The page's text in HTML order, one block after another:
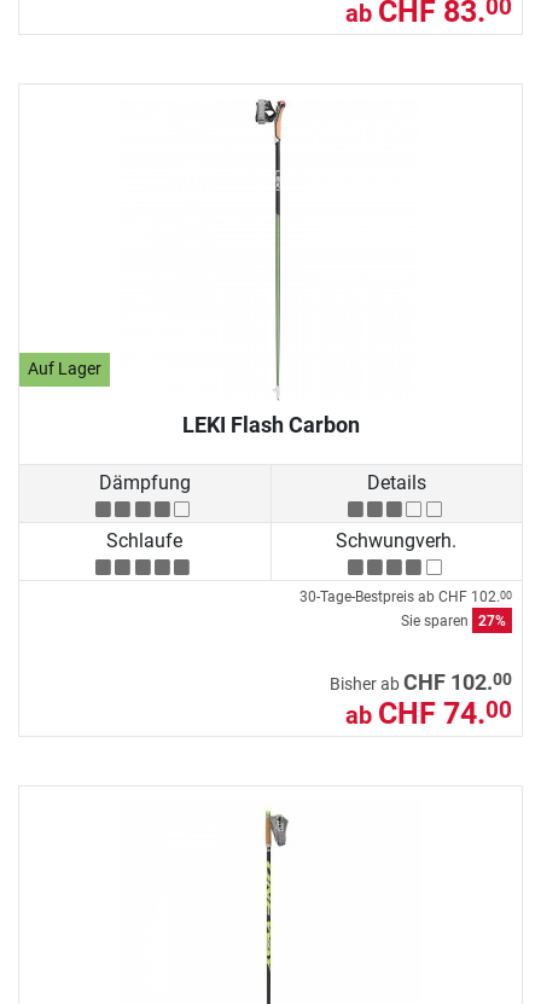
ab CHF 83.00
Auf Lager
LEKI Flash Carbon
Dämpfung Details
Schlaufe Schwungverh.
30-Tage-Bestpreis ab CHF 102.00
Sie sparen 27%
Bisher abCHF 102.00
ab CHF 74.00